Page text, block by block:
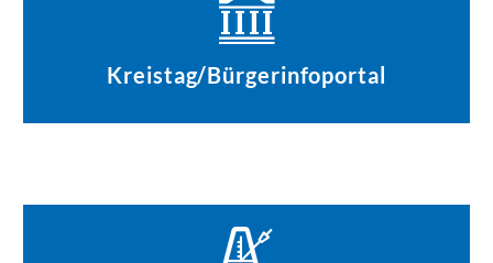
Kreistag/Bürgerinfoportal